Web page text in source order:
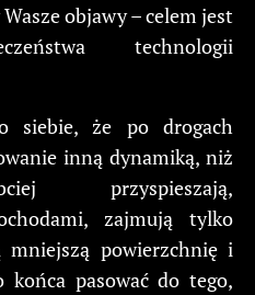
objawy – celem jest
technologii
siebie, że po drogach
inną dynamiką, niż
przyspieszają,
zajmują tylko
mniejszą powierzchnię i
pasować do tego,